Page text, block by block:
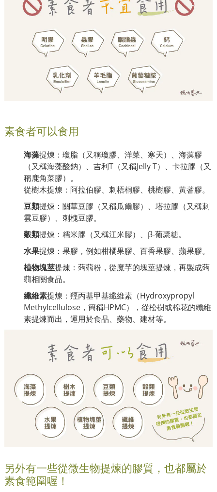
素食者可以食用
海藻提煉：瓊脂（又稱瓊膠、洋菜、寒天）、海藻膠
（又稱海藻酸鈉）、吉利T（又稱Jelly T）、卡拉膠（又
稱鹿角菜膠）。
從樹木提煉：阿拉伯膠、刺梧桐膠、桃樹膠、黃蓍膠。
豆類提煉：關華豆膠（又稱瓜爾膠）、塔拉膠（又稱刺
雲豆膠）、刺槐豆膠。
穀類提煉：糯米膠（又稱江米膠）、β-葡聚糖。
水果提煉：果膠，例如柑橘果膠、百香果膠、蘋果膠。
植物塊莖提煉：蒟蒻粉，從魔芋的塊莖提煉，再製成蒟
蒻相關食品。
纖維素提煉：羥丙基甲基纖維素（Hydroxypropyl
Methylcellulose，簡稱HPMC），從松樹或棉花的纖維
素提煉而出，運用於食品、藥物、建材等。
另外有一些從微生物提煉的膠質，也都屬於
素食範圍喔！